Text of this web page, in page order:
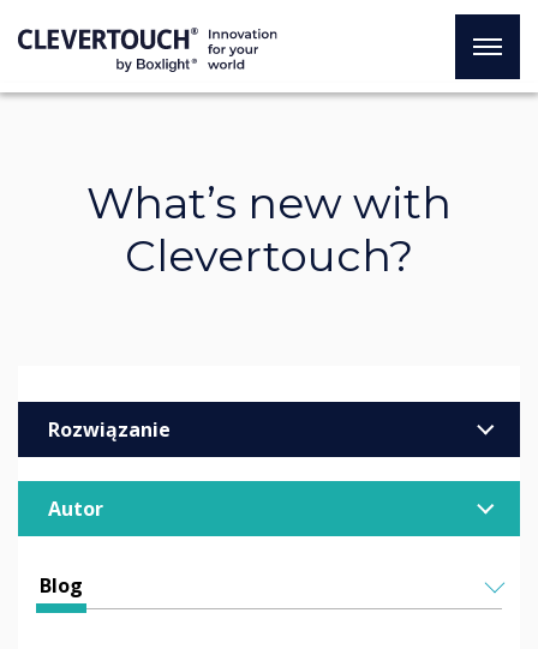
What’s new with
Clevertouch?
Rozwiązanie
Edukacja ponadpodstawowa
Autor
Blog